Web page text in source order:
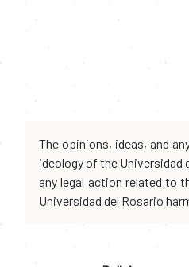
The opinions, ideas, and
ideology of the
any legal action related to
Universidad del Rosario